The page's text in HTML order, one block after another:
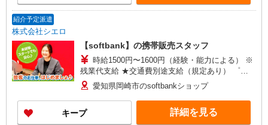
紹介予定派遣
株式会社シエロ
【softbank】の携帯販売スタッフ
時給1500円〜1600円（経験・能力による） ※
残業代支給 ★交通費別途支給（規定あり） ゜
+゜・。○。・゜+゜・。○。・゜+゜ 入社祝い金10
万円支給(規定有) お友達を紹介頂くと, インセンテ
ィブ支給(規定有) ★月2回払い・週払い可能（規程
有）★ ゜・。○。・゜+゜・。○。・゜+゜
愛知県岡崎市のsoftbankショップ
キープ 詳細を見る